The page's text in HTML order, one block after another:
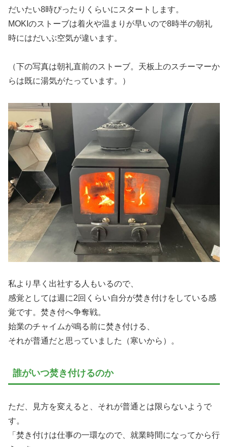
だいたい8時ぴったりくらいにスタートします。
MOKIのストーブは着火や温まりが早いので8時半の朝礼
時にはだいぶ空気が違います。
（下の写真は朝礼直前のストーブ。天板上のスチーマーか
らは既に湯気がたっています。）
私より早く出社する人もいるので、
感覚としては週に2回くらい自分が焚き付けをしている感
覚です。焚き付へ争奪戦。
始業のチャイムが鳴る前に焚き付ける、
それが普通だと思っていました（寒いから）。
誰がいつ焚き付けるのか
ただ、見方を変えると、それが普通とは限らないようで
す。
「焚き付けは仕事の一環なので、就業時間になってから行